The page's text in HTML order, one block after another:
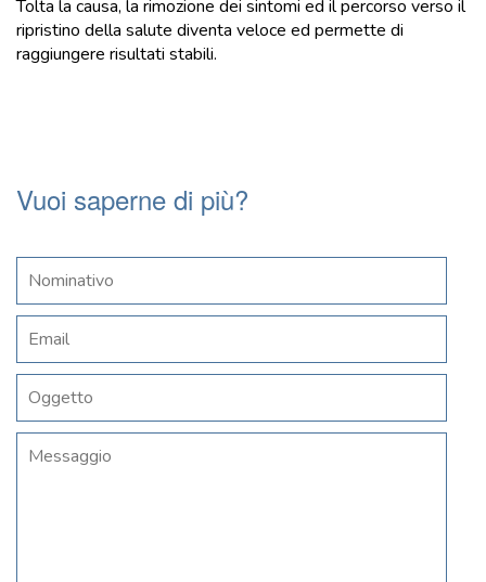
Tolta la causa, la rimozione dei sintomi ed il percorso verso il
ripristino della salute diventa veloce ed permette di
raggiungere risultati stabili.
Vuoi saperne di più?